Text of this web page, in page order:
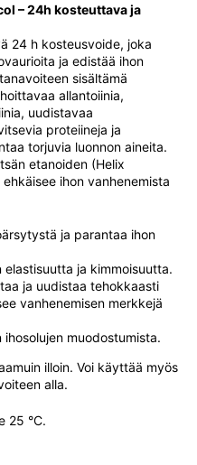
– 24h kosteuttava ja
24 h kosteusvoide, joka
ja edistää ihon
sisältämä
allantoiinia,
uudistavaa
proteiineja ja
torjuvia luonnon aineita.
etanoiden (Helix
ihon vanhenemista
ja parantaa ihon
elastisuutta ja kimmoisuutta.
ja uudistaa tehokkaasti
vanhenemisen merkkejä
ihosolujen muodostumista.
illoin. Voi käyttää myös
alla.
25 °C.